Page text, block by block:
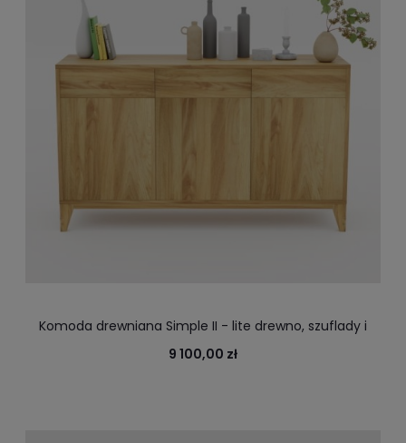
Komoda drewniana Simple II - lite drewno, szuflady i
fronty otwierane na dotyk
9 100,00 zł